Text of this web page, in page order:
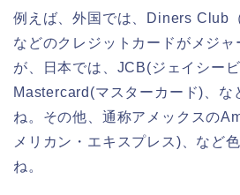
例えば、外国では、Diners Club
などのクレジットカードがメジ
が、日本では、JCB(ジェイシー
Mastercard(マスターカード)、な
ね。その他、通称アメックスの
メリカン・エキスプレス)、など
ね。